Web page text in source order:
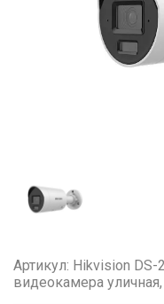
Артикул: Hikvision
видеокамера